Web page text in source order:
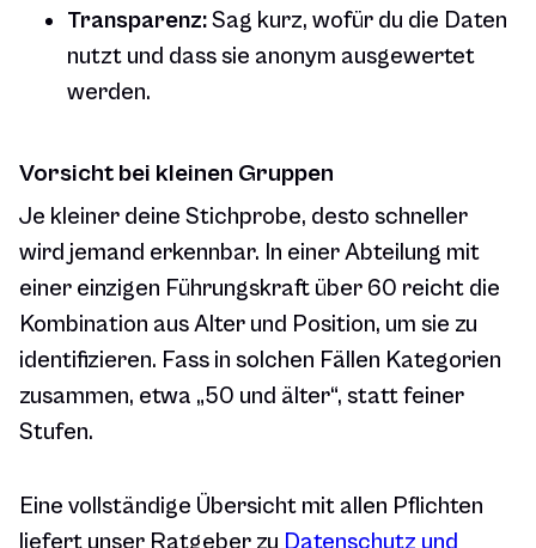
Transparenz:Sag kurz, wofür du die Daten
nutzt und dass sie anonym ausgewertet
werden.
Vorsicht bei kleinen Gruppen
Je kleiner deine Stichprobe, desto schneller
wird jemand erkennbar. In einer Abteilung mit
einer einzigen Führungskraft über 60 reicht die
Kombination aus Alter und Position, um sie zu
identifizieren. Fass in solchen Fällen Kategorien
zusammen, etwa „50 und älter“, statt feiner
Stufen.
Eine vollständige Übersicht mit allen Pflichten